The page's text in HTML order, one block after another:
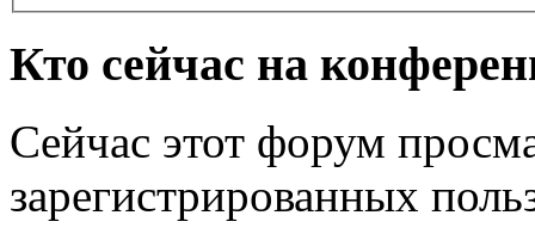
Кто сейчас на
Сейчас этот форум
зарегистрированных